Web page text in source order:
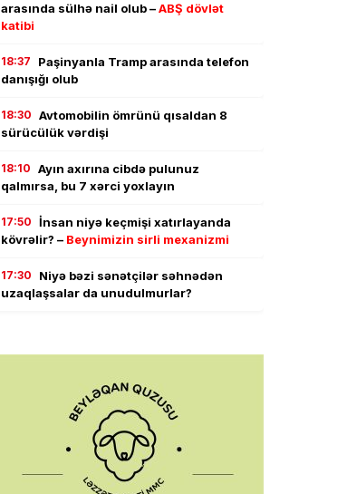
arasında sülhə nail olub –ABŞ dövlət
katibi
18:37
Paşinyanla Tramp arasında telefon
danışığı olub
18:30 Avtomobilin ömrünü qısaldan 8
sürücülük vərdişi
18:10 Ayın axırına cibdə pulunuz
qalmırsa, bu 7 xərci yoxlayın
17:50 İnsan niyə keçmişi xatırlayanda
kövrəlir? – Beynimizin sirli mexanizmi
17:30
Niyə bəzi sənətçilər səhnədən
uzaqlaşsalar da unudulmurlar?